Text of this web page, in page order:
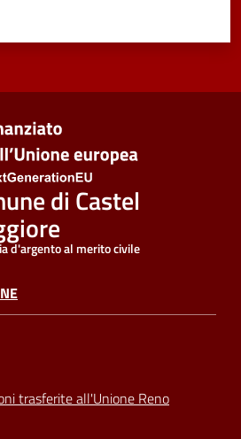
di Castel
d'argento al merito civile
trasferite all'Unione Reno